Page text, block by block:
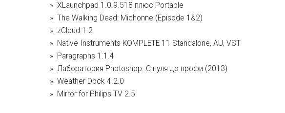
XLaunchpad 1.0.9.518 плюс Portable
The Walking Dead: Michonne (Episode 1&2)
zCloud 1.2
Native Instruments KOMPLETE 11 Standalone, AU, VST
Paragraphs 1.1.4
Лаборатория Photoshop. С нуля до профи (2013)
Weather Dock 4.2.0
Mirror for Philips TV 2.5